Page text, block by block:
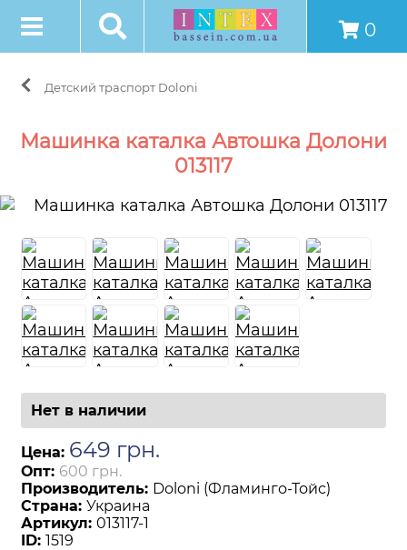
0
Детский траспорт Doloni
Машинка каталка Автошка Долони
013117
Нет в наличии
Цена: 649 грн.
Опт: 600 грн.
Производитель: Doloni (Фламинго-Тойс)
Страна: Украина
Артикул: 013117-1
ID: 1519